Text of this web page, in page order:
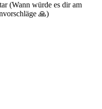
(Wann würde es dir am
🙏)